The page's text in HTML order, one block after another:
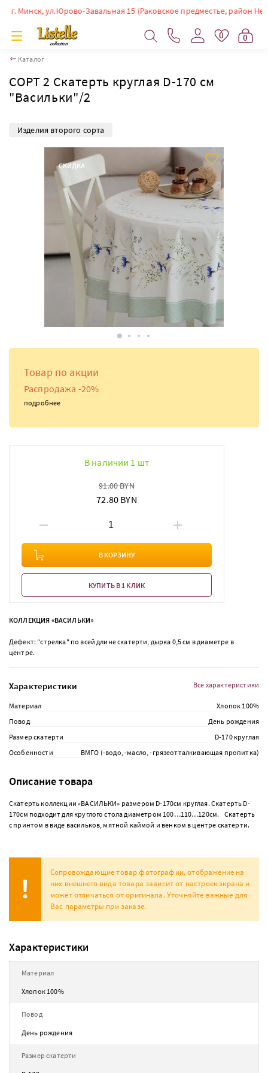
Минск, ул.Юрово-Завальная 15 (Раковское предместье, район
0 0
Каталог
СОРТ 2 Скатерть круглая D-170 см
"Васильки"/2
Изделия второго сорта
СКИДКА
Товар по акции
Распродажа -20%
подробнее
В наличии 1 шт
91.00 BYN
72.80 BYN
В КОРЗИНУ
КУПИТЬ В 1 КЛИК
КОЛЛЕКЦИЯ «ВАСИЛЬКИ»
Дефект: "стрелка" по всей длине скатерти, дырка 0,5 см в диаметре в
центре.
Характеристики
Материал
Хлопок 100%
Повод
День рождения
Размер скатерти
D-170 круглая
Особенности
ВМГО (-водо, -масло, -грязеотталкивающая пропитка)
Все характеристики
Описание товара
Скатерть коллекции «ВАСИЛЬКИ» размером D-170см круглая. Скатерть D-
170см подходит для круглого стола диаметром 100…110…120см. Скатерть
с принтом в виде васильков, мятной каймой и венком в центре скатерти.
Сопровождающие товар фотографии, отображение на
них внешнего вида товара зависит от настроек экрана и
может отличаться от оригинала. Уточняйте важные для
Вас параметры при заказе.
Характеристики
Материал
Хлопок 100%
Повод
День рождения
Размер скатерти